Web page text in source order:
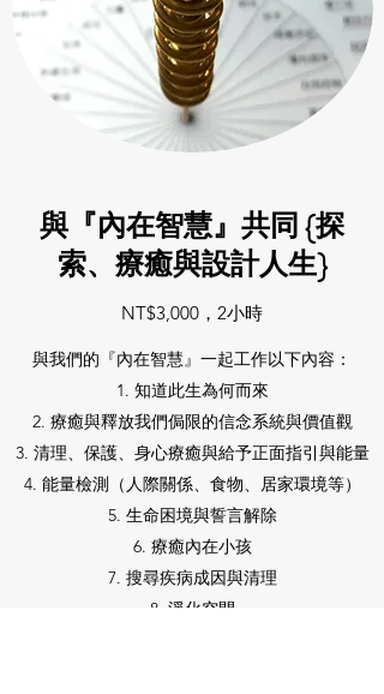
與『內在智慧』共同 {探
索、療癒與設計人生}
NT$3,000，2小時
與我們的『內在智慧』一起工作以下內容：
1. 知道此生為何而來
2. 療癒與釋放我們侷限的信念系統與價值觀
3. 清理、保護、身心療癒與給予正面指引與能量
4. 能量檢測（人際關係、食物、居家環境等）
5. 生命困境與誓言解除
6. 療癒內在小孩
7. 搜尋疾病成因與清理
8. 淨化空間